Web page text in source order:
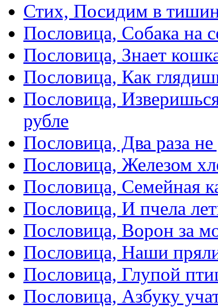
Стих, Посидим в
Пословица, Собака на
Пословица, Знает
Пословица, Как
Пословица,
рубле
Пословица, Два раза
Пословица, Железом
Пословица, Семейная
Пословица, И пчела
Пословица, Ворон за
Пословица, Наши
Пословица, Глупой
Пословица, Азбуку